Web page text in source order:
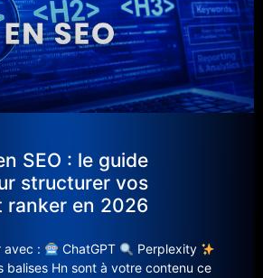
SEO : le guide
structurer vos
ranker en 2026
avec : ChatGPT
Perplexity
balises Hn sont à votre contenu ce